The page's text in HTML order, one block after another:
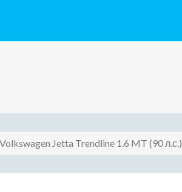
Jetta Trendline 1.6 MT (90 л.с.)